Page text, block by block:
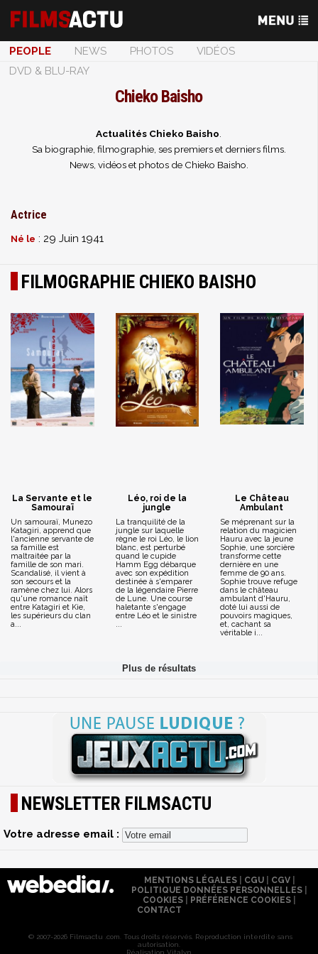
PEOPLE NEWS PHOTOS
VIDÉOS
DVD & BLU-RAY
Chieko Baisho
Actualités Chieko Baisho
Sa biographie, filmographie, ses premiers et derniers films.
News, vidéos et photos de Chieko Baisho.
Actrice
Né le : 29 Juin 1941
FILMOGRAPHIE CHIEKO BAISHO
La Servante et le
Samouraï
Un samouraï, Munezo
Katagiri, apprend que
l'ancienne servante de
sa famille est
maltraitée par la
famille de son mari.
Scandalisé, il vient à
son secours et la
ramène chez lui. Alors
qu'une romance naît
entre Katagiri et Kie,
les supérieurs du clan
a...
Léo, roi de la
jungle
La tranquilité de la
jungle sur laquelle
règne le roi Léo, le lion
blanc, est perturbé
quand le cupide
Hamm Egg débarque
avec son expédition
destinée à s'emparer
de la légendaire Pierre
de Lune. Une course
haletante s'engage
entre Léo et le sinistre
...
Le Château
Ambulant
Se méprenant sur la
relation du magicien
Hauru avec la jeune
Sophie, une sorcière
transforme cette
dernière en une
femme de 90 ans.
Sophie trouve refuge
dans le château
ambulant d'Hauru,
doté lui aussi de
pouvoirs magiques,
et, cachant sa
véritable i...
NEWSLETTER FILMSACTU
Votre adresse email :
MENTIONS LÉGALES| CGU| CGV|
POLITIQUE DONNÉES PERSONNELLES
COOKIES
PRÉFÉRENCE COOKIES
CONTACT
© 2007-2026 Filmsactu .com. Tous droits réservés. Reproduction interdite sans
autorisation.
Réalisation Vitalyn